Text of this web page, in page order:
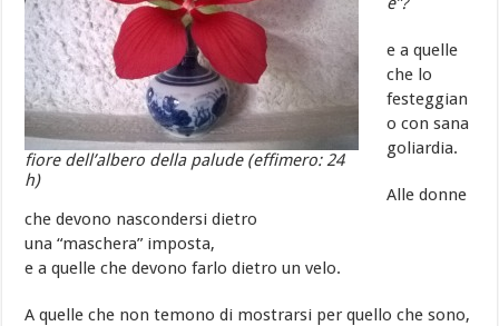
fiore dell’albero della palude (effimero: 24
h)
e a quelle
che lo
festeggian
o con sana
goliardia.
Alle donne
che devono nascondersi dietro
una “maschera” imposta,
e a quelle che devono farlo dietro un velo.
A quelle che non temono di mostrarsi per quello che sono,